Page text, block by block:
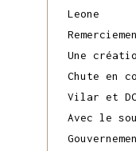
Leone
Une
Chute en
Vilar et
Avec le